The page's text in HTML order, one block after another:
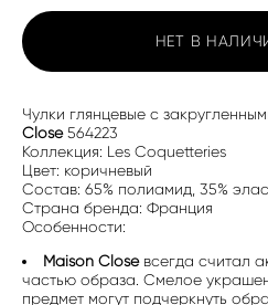
НЕТ В
Чулки глянцевые с
Close564223
Коллекция: Les Coquetteries
Цвет: коричневый
Состав: 65% полиамид, 35%
Страна бренда: Франция
Особенности:
Maison Closeвсегда считал
частью образа. Смелое
предмет могут подчеркнуть